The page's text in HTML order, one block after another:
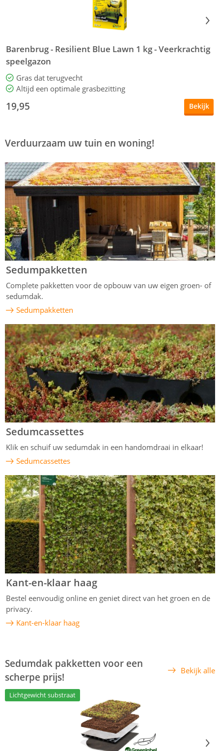
Barenbrug - Resilient Blue Lawn 1 kg - Veerkrachtig
speelgazon
Gras dat terugvecht
Altijd een optimale grasbezitting
19,95 Bekijk
Verduurzaam uw tuin en woning!
Sedumpakketten
Complete pakketten voor de opbouw van uw eigen groen- of
sedumdak.
Sedumpakketten
Sedumcassettes
Klik en schuif uw sedumdak in een handomdraai in elkaar!
Sedumcassettes
Kant-en-klaar haag
Bestel eenvoudig online en geniet direct van het groen en de
privacy.
Kant-en-klaar haag
Sedumdak pakketten voor een
scherpe prijs!
Bekijk alle
Lichtgewicht substraat